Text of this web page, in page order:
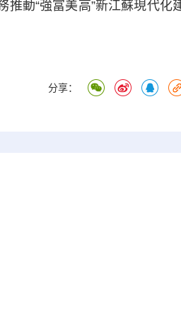
推動“強富美高”新江蘇現代化
分享：